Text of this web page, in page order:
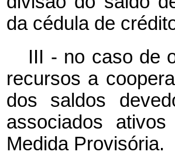
da cédula de
III - no caso de
recursos a
dos saldos
associados
Medida Provisória.